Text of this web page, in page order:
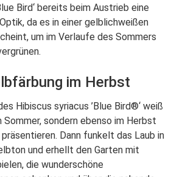
Bird‘ bereits beim Austrieb eine
da es in einer gelblichweißen
um im Verlaufe des Sommers
im Herbst
Hibiscus syriacus ’Blue Bird®‘ weiß
Sommer, sondern ebenso im Herbst
Dann funkelt das Laub in
und erhellt den Garten mit
die wunderschöne